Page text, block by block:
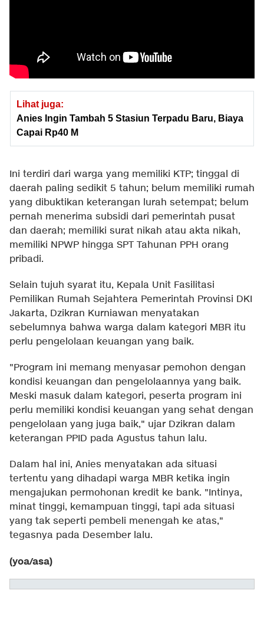
Lihat juga:
Anies Ingin Tambah 5 Stasiun Terpadu Baru, Biaya
Capai Rp40 M
Ini terdiri dari warga yang memiliki KTP; tinggal di
daerah paling sedikit 5 tahun; belum memiliki rumah
yang dibuktikan keterangan lurah setempat; belum
pernah menerima subsidi dari pemerintah pusat
dan daerah; memiliki surat nikah atau akta nikah,
memiliki NPWP hingga SPT Tahunan PPH orang
pribadi.
Selain tujuh syarat itu, Kepala Unit Fasilitasi
Pemilikan Rumah Sejahtera Pemerintah Provinsi DKI
Jakarta, Dzikran Kurniawan menyatakan
sebelumnya bahwa warga dalam kategori MBR itu
perlu pengelolaan keuangan yang baik.
"Program ini memang menyasar pemohon dengan
kondisi keuangan dan pengelolaannya yang baik.
Meski masuk dalam kategori, peserta program ini
perlu memiliki kondisi keuangan yang sehat dengan
pengelolaan yang juga baik," ujar Dzikran dalam
keterangan PPID pada Agustus tahun lalu.
Dalam hal ini, Anies menyatakan ada situasi
tertentu yang dihadapi warga MBR ketika ingin
mengajukan permohonan kredit ke bank. "Intinya,
minat tinggi, kemampuan tinggi, tapi ada situasi
yang tak seperti pembeli menengah ke atas,"
tegasnya pada Desember lalu.
(yoa/asa)